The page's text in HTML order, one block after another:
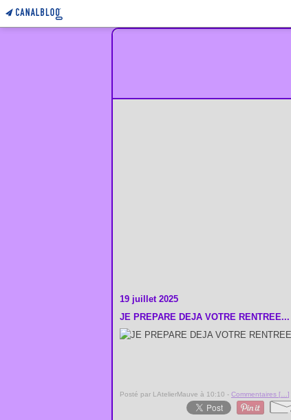
19 juillet 2025
JE PREPARE DEJA VOTRE RENTREE...
Posté par LAtelierMauve à 10:10 - Commentaires [ ]